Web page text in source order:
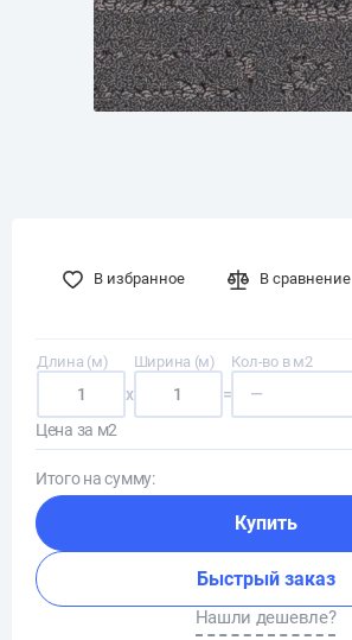
В избранное В сравнение
Длина (м)
x
Ширина (м)
=
Кол-во в м2
—
Цена за м2
Итого на сумму:
Купить
Быстрый заказ
Нашли дешевле?